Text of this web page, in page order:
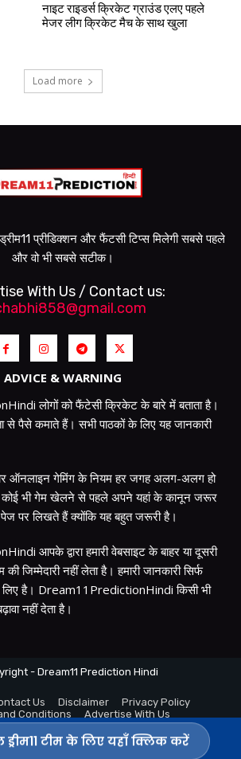
नाइट राइडर्स क्रिकेट ग्राउंड एलए पहले
मेजर लीग क्रिकेट मैच के साथ खुला
Load more
प्रीडिक्शन और फैंटसी टिप्स मिलेगी सबसे पहले
और वो भी सबसे सटीक।
With Us / Contact us:
ADVICE & WARNING
लोगों को फैंटेसी क्रिकेट के बारे में बताता है।
से पैसे कमाते हैं। सभी पाठकों के लिए यह जानकारी
ऑनलाइन गेमिंग के नियम हर जगह अलग-अलग हो
भी गेम खेलने से पहले अपने यहां के कानून जरूर
पर लिखते हैं क्योंकि यह बहुत जरूरी है।
आपके द्वारा हमारी वेबसाइट के बाहर या दूसरी
जिम्मेदारी नहीं लेता है। हमारी जानकारी सिर्फ
है। Dream11PredictionHindi किसी भी
नहीं देता है।
- Dream11 Prediction Hindi
Us Disclaimer
Privacy Policy
Conditions
Advertise With Us
टीम के लिए यहाँ क्लिक करें